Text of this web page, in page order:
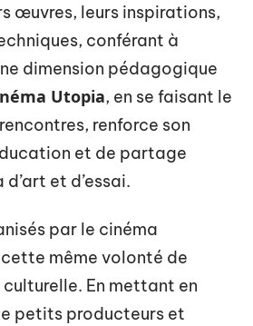
œuvres, leurs inspirations,
conférant à
dimension pédagogique
Utopia, en se faisant le
renforce son
et de partage
et d’essai.
par le cinéma
cette même volonté de
En mettant en
petits producteurs et